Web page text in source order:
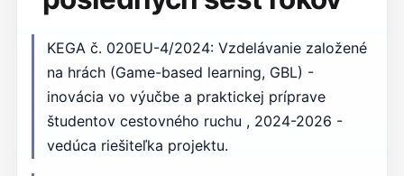
KEGA č. 020EU-4/2024: Vzdelávanie založené
na hrách (Game-based learning, GBL) -
inovácia vo výučbe a praktickej príprave
študentov cestovného ruchu , 2024-2026 -
vedúca riešiteľka projektu.